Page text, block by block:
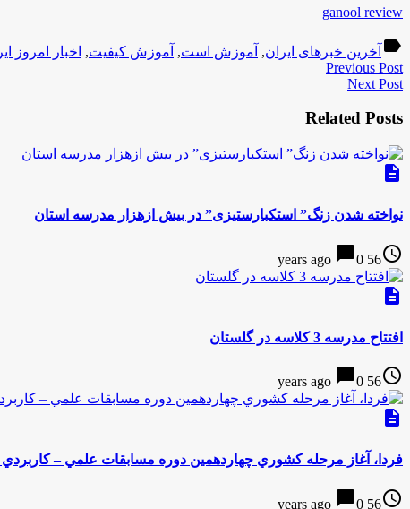
ganool review
label آخرین خبرهای ایران, آموزش است, آموزش كيفيت, اخبار امروز
Previous Post
Next Post
Related Posts
description
نواخته شدن زنگ” استکبارستیزی” در بیش ازهزار مدرسه استان
access_time
56 years ago
chat_bubble0
description
افتتاح مدرسه 3 كلاسه در گلستان
access_time
56 years ago
chat_bubble0
description
فردا، آغاز مرحله كشوري چهاردهمين دوره مسابقات علمي –
access_time
56 years ago
chat_bubble0